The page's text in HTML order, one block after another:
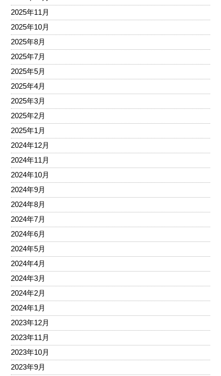
2025年11月
2025年10月
2025年8月
2025年7月
2025年5月
2025年4月
2025年3月
2025年2月
2025年1月
2024年12月
2024年11月
2024年10月
2024年9月
2024年8月
2024年7月
2024年6月
2024年5月
2024年4月
2024年3月
2024年2月
2024年1月
2023年12月
2023年11月
2023年10月
2023年9月